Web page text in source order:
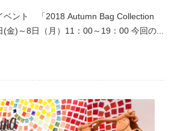
ベント 「2018 Autumn Bag Collection
金)～8日（月）11：00～19：00 今回の...